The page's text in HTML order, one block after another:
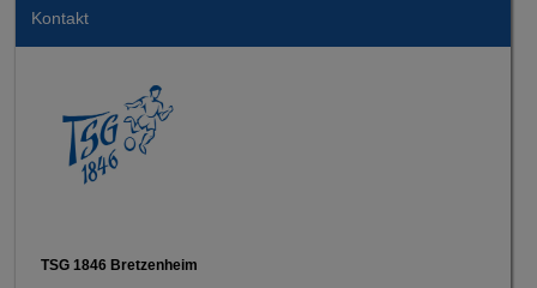
Kontakt
TSG 1846 Bretzenheim